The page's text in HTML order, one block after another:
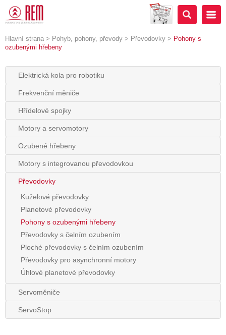
Hlavní strana > Pohyb, pohony, převody > Převodovky > Pohony s
ozubenými hřebeny
Elektrická kola pro robotiku
Frekvenční měniče
Hřídelové spojky
Motory a servomotory
Ozubené hřebeny
Motory s integrovanou převodovkou
Převodovky
Kuželové převodovky
Planetové převodovky
Pohony s ozubenými hřebeny
Převodovky s čelním ozubením
Ploché převodovky s čelním ozubením
Převodovky pro asynchronní motory
Úhlové planetové převodovky
Servoměniče
ServoStop